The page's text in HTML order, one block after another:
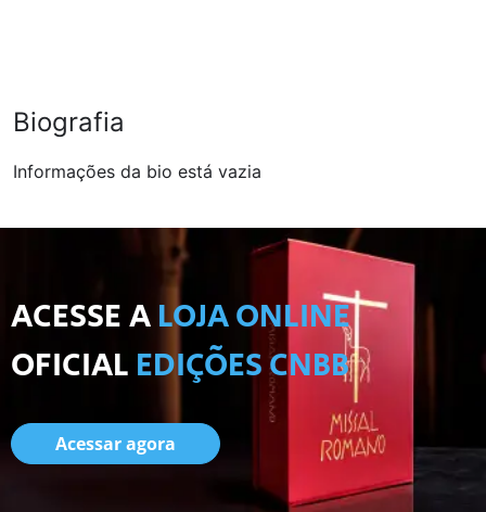
Biografia
Informações da bio está vazia
ACESSE ALOJA ONLINE
OFICIAL EDIÇÕES CNBB
Acessar agora